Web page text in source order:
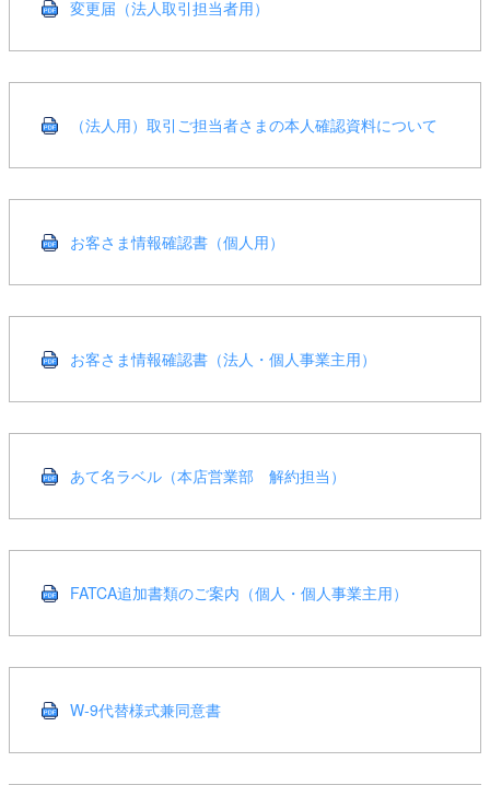
変更届（法人取引担当者用）
（法人用）取引ご担当者さまの本人確認資料について
お客さま情報確認書（個人用）
お客さま情報確認書（法人・個人事業主用）
あて名ラベル（本店営業部 解約担当）
FATCA追加書類のご案内（個人・個人事業主用）
W-9代替様式兼同意書